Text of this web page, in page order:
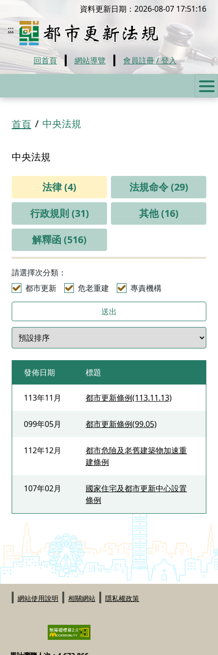
移到主要內容
:::
都市更新法規
資料更新日期：2026-08-07 17:51:16
回首頁 網站導覽 會員註冊 / 登入
首頁 中央法規
中央法規
法律 (4)
法規命令 (29)
行政規則 (31)
其他 (16)
解釋函 (516)
請選擇次分類：
都市更新
危老重建 專責機構
送出
發佈日期 標題
113年11月 都市更新條例(113.11.13)
099年05月 都市更新條例(99.05)
112年12月
都市危險及老舊建築物加速重
建條例
107年02月
國家住宅及都市更新中心設置
條例
網站使用說明 相關網站 隱私權政策